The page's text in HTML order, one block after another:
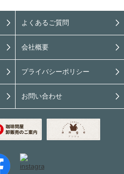
よくあるご質問
会社概要
プライバシーポリシー
お問い合わせ